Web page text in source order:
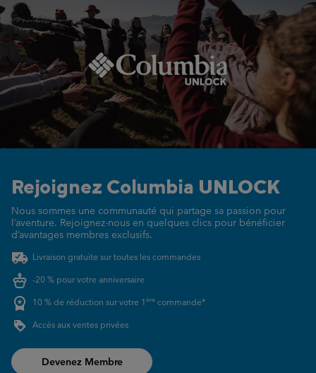
Rejoignez Columbia UNLOCK
Nous sommes une communauté qui partage sa passion pour
l’aventure. Rejoignez-nous en quelques clics pour bénéficier
d’avantages membres exclusifs.
Livraison gratuite sur toutes les commandes
-20 % pour votre anniversaire
10 % de réduction sur votre 1ère commande*
Accès aux ventes privées
Devenez Membre